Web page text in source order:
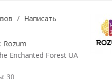
/ Написать
Rozum
Enchanted Forest UA
30